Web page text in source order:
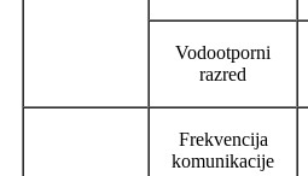
Vodootporni
razred
Frekvencija
komunikacije